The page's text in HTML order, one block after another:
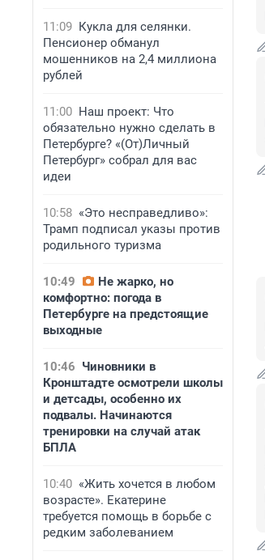
11:09 Кукла для селянки.
Пенсионер обманул
мошенников на 2,4 миллиона
рублей
11:00 Наш проект: Что
обязательно нужно сделать в
Петербурге? «(От)Личный
Петербург» собрал для вас
идеи
10:58 «Это несправедливо»:
Трамп подписал указы против
родильного туризма
10:49
Не жарко, но
комфортно: погода в
Петербурге на предстоящие
выходные
10:46 Чиновники в
Кронштадте осмотрели школы
и детсады, особенно их
подвалы. Начинаются
тренировки на случай атак
БПЛА
10:40 «Жить хочется в любом
возрасте». Екатерине
требуется помощь в борьбе с
редким заболеванием